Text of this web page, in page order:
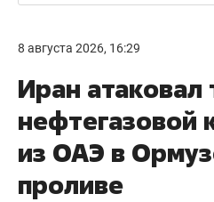
8 августа 2026, 16:29
Иран атаковал
нефтегазовой
из ОАЭ в
проливе